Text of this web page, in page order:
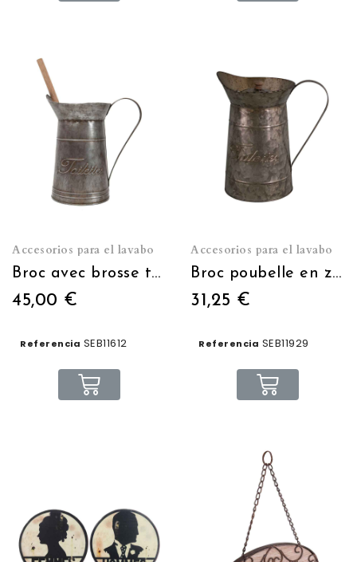
Accesorios para el lavabo
Broc avec brosse toilettes
45,00 €
Referencia SEB11612
Accesorios para el lavabo
Broc poubelle en zinc
31,25 €
Referencia SEB11929